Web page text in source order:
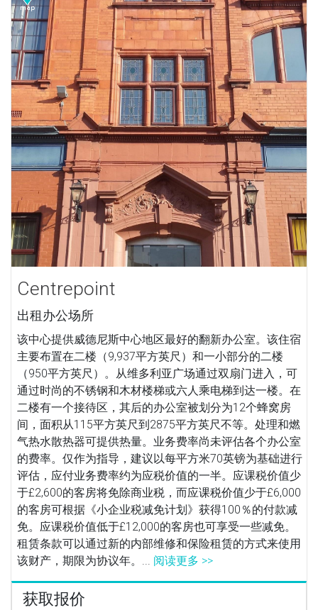
Centrepoint
出租办公场所
该中心提供威德尼斯中心地区最好的翻新办公室。该住宿
主要布置在二楼（9,937平方英尺）和一小部分的二楼
（950平方英尺）。从维多利亚广场通过双扇门进入，可
通过时尚的不锈钢和木材楼梯或六人乘电梯到达一楼。在
二楼有一个接待区，其后的办公室被划分为12个蜂窝房
间，面积从115平方英尺到2875平方英尺不等。处理和燃
气热水散热器可提供热量。业务费率尚未评估各个办公室
的费率。仅作为指导，建议以每平方米70英镑为基础进行
评估，应付业务费率约为应税价值的一半。应课税价值少
于£2,600的客房将免除商业税，而应课税价值少于£6,000
的客房可根据《小企业税减免计划》获得100％的付款减
免。应课税价值低于£12,000的客房也可享受一些减免。
租赁条款可以通过新的内部维修和保险租赁的方式来使用
该财产，期限为协议年。... 阅读更多 >>
获取报价